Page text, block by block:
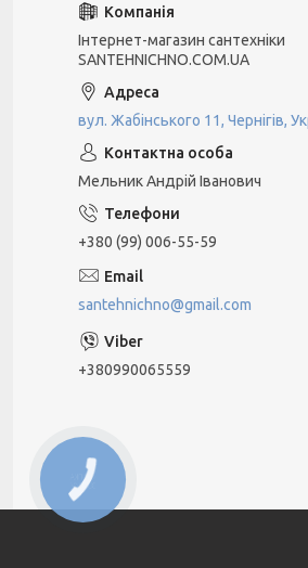
Інтернет-магазин сантехніки
SANTEHNICHNO.COM.UA
вул. Жабінського 11, Чернігів,
Мельник Андрій Іванович
+380 (99) 006-55-59
santehnichno@gmail.com
+380990065559
КНОПКА
ЗВ'ЯЗКУ